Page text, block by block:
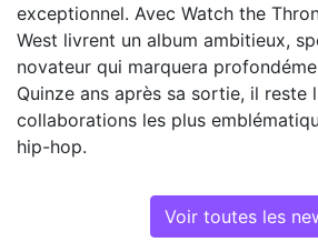
exceptionnel. Avec Watch the
West livrent un album ambitieux,
novateur qui marquera
Quinze ans après sa sortie, il reste
collaborations les plus
hip-hop.
Voir toutes les